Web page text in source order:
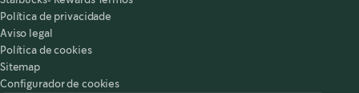
Política de privacidade
Aviso legal
Política de cookies
Sitemap
Configurador de cookies